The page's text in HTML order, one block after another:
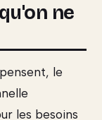
ne
le
les besoins